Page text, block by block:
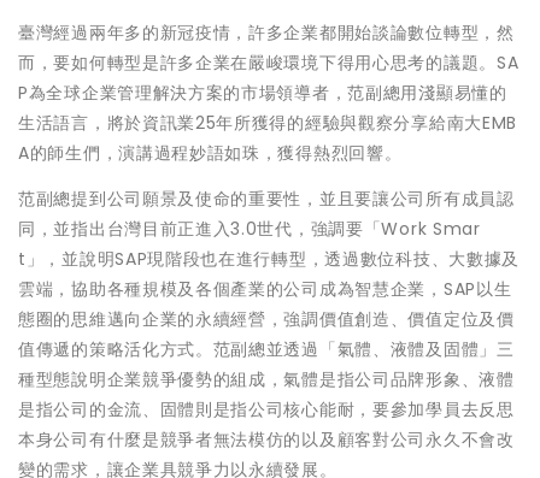
臺灣經過兩年多的新冠疫情，許多企業都開始談論數位轉型，然
而，要如何轉型是許多企業在嚴峻環境下得用心思考的議題。SA
P為全球企業管理解決方案的市場領導者，范副總用淺顯易懂的
生活語言，將於資訊業25年所獲得的經驗與觀察分享給南大EMB
A的師生們，演講過程妙語如珠，獲得熱烈回響。
范副總提到公司願景及使命的重要性，並且要讓公司所有成員認
同，並指出台灣目前正進入3.0世代，強調要「Work Smar
t」，並說明SAP現階段也在進行轉型，透過數位科技、大數據及
雲端，協助各種規模及各個產業的公司成為智慧企業，SAP以生
態圈的思維邁向企業的永續經營，強調價值創造、價值定位及價
值傳遞的策略活化方式。范副總並透過「氣體、液體及固體」三
種型態說明企業競爭優勢的組成，氣體是指公司品牌形象、液體
是指公司的金流、固體則是指公司核心能耐，要參加學員去反思
本身公司有什麼是競爭者無法模仿的以及顧客對公司永久不會改
變的需求，讓企業具競爭力以永續發展。